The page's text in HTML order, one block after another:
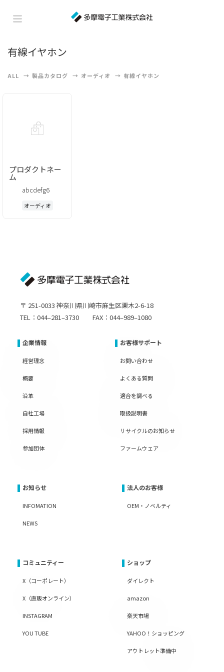
有線イヤホン
ALL 製品カタログ オーディオ 有線イヤホン
プロダクトネー
ム
abcdefg6
オーディオ
〒 251-0033 神奈川県川崎市麻生区栗木2-6-18
TEL：044–281–3730 FAX：044–989–1080
企業情報
経営理念
概要
沿革
自社工場
採用情報
参加団体
お客様サポート
お問い合わせ
よくある質問
適合を調べる
取扱説明書
リサイクルのお知らせ
ファームウェア
お知らせ
INFOMATION
NEWS
法人のお客様
OEM・ノベルティ
コミュニティー
X（コーポレート）
X（直販オンライン）
INSTAGRAM
YOU TUBE
ショップ
ダイレクト
amazon
楽天市場
YAHOO！ショッピング
アウトレット準備中